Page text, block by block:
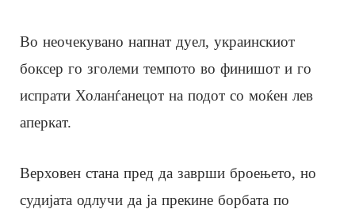
Во неочекувано напнат дуел, украинскиот
боксер го зголеми темпото во финишот и го
испрати Холанѓанецот на подот со моќен лев
аперкат.
Верховен стана пред да заврши броењето, но
судијата одлучи да ја прекине борбата по